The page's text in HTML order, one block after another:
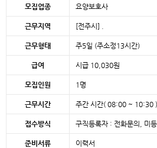
모집업종 요양보호사
근무지역 [전주시]
근무형태 주5일 (주소정13시간)
급여 시급 10,030원
모집인원 1명
근무시간 주간 시간( 08:00 ~ 10:30 )
접수방식 구직등록자 : 전화문의, 미
준비서류 이력서